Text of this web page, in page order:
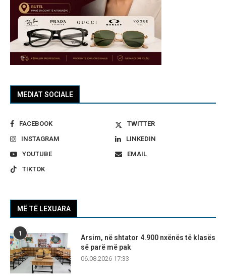
MEDIAT SOCIALE
FACEBOOK
TWITTER
INSTAGRAM
LINKEDIN
YOUTUBE
EMAIL
TIKTOK
MË TË LEXUARA
1
Arsim, në shtator 4.900 nxënës të klasës
së parë më pak
06.08.2026 17:33